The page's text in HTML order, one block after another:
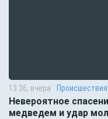
13:36, вчера Происшествия
Невероятное
медведем и удар